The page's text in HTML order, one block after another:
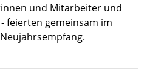
und Mitarbeiter und
feierten gemeinsam im